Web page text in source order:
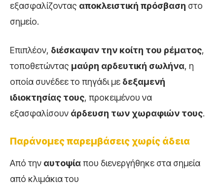
εξασφαλίζοντας αποκλειστική πρόσβαση στο
σημείο.
Επιπλέον, διέσκαψαν την κοίτη του ρέματος,
τοποθετώντας μαύρη αρδευτική σωλήνα, η
οποία συνέδεε το πηγάδι με δεξαμενή
ιδιοκτησίας τους, προκειμένου να
εξασφαλίσουν άρδευση των χωραφιών τους.
Παράνομες παρεμβάσεις χωρίς άδεια
Από την αυτοψίαπου διενεργήθηκε στα σημεία
από κλιμάκια του